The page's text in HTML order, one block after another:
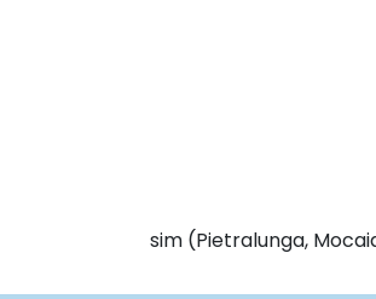
sim (Pietralunga,